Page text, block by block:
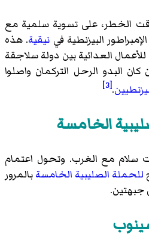
الخطر، على تسوية سلمية مع
البيزنطية في نيقية. هذه
العدائية بين دولة سلاجقة
كان البدو الرحل التركمان واصلوا
.
[3]
الخامسة
سلام مع الغرب. وتحول اعتمام
للحملة الصليبية الخامسةبالمرور
جبهتين.